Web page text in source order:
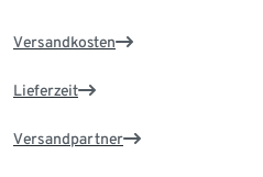
Versandkosten
Lieferzeit
Versandpartner